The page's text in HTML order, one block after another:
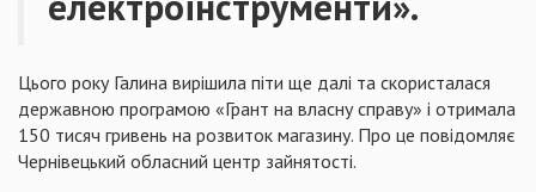
Цього року Галина вирішила піти ще далі та скористалася
державною програмою «Грант на власну справу» і отримала
150 тисяч гривень на розвиток магазину. Про це повідомляє
Чернівецький обласний центр зайнятості.